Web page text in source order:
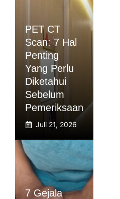
PET CT
Scan: 7 Hal
Penting
Yang Perlu
Diketahui
Sebelum
Pemeriksaan
Juli 21, 2026
7 Gejala